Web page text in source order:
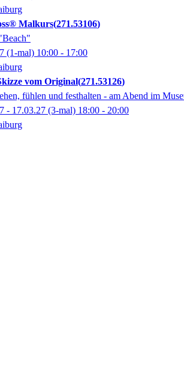
Malkurs 271.53106
(1-mal) 10:00 - 17:00
vom Original 271.53126
fühlen und festhalten - am Abend im
- 17.03.27 (3-mal) 18:00 - 20:00